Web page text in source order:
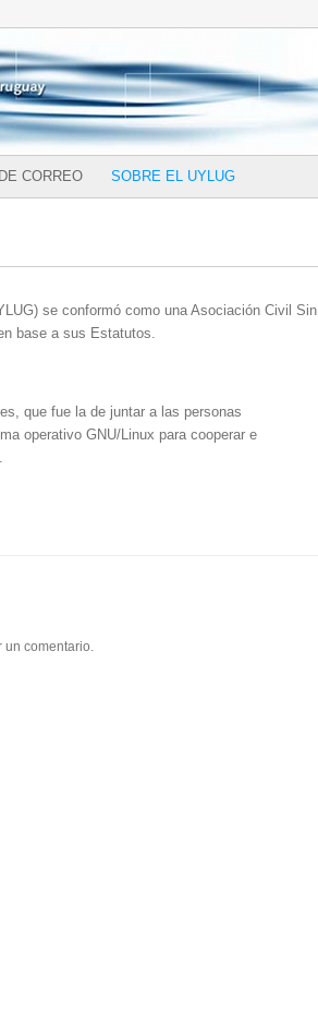
CORREO SOBRE EL UYLUG
se conformó como una Asociación Civil Sin
base a sus Estatutos.
que fue la de juntar a las personas
operativo GNU/Linux para cooperar e
comentario.